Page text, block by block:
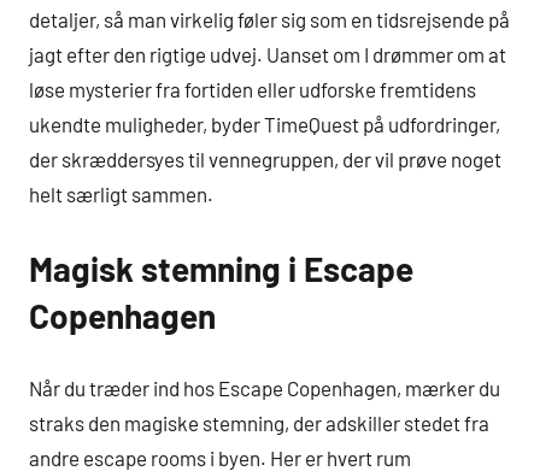
detaljer, så man virkelig føler sig som en tidsrejsende på
jagt efter den rigtige udvej. Uanset om I drømmer om at
løse mysterier fra fortiden eller udforske fremtidens
ukendte muligheder, byder TimeQuest på udfordringer,
der skræddersyes til vennegruppen, der vil prøve noget
helt særligt sammen.
Magisk stemning i Escape
Copenhagen
Når du træder ind hos Escape Copenhagen, mærker du
straks den magiske stemning, der adskiller stedet fra
andre escape rooms i byen. Her er hvert rum